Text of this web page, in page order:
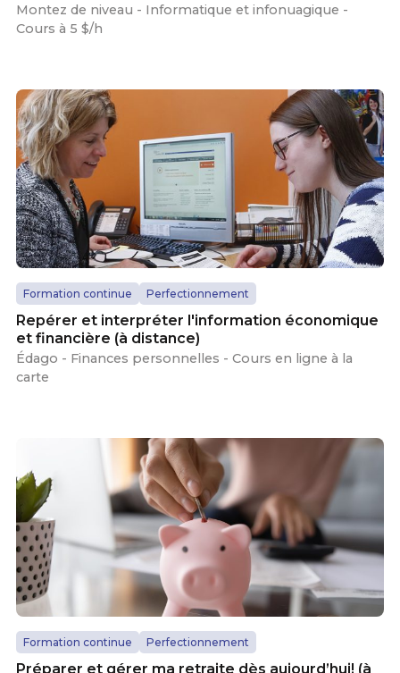
Montez de niveau - Informatique et infonuagique -
Cours à 5 $/h
Formation continue Perfectionnement
Repérer et interpréter l'information économique
et financière (à distance)
Édago - Finances personnelles - Cours en ligne à la
carte
Formation continue Perfectionnement
Préparer et gérer ma retraite dès aujourd’hui! (à